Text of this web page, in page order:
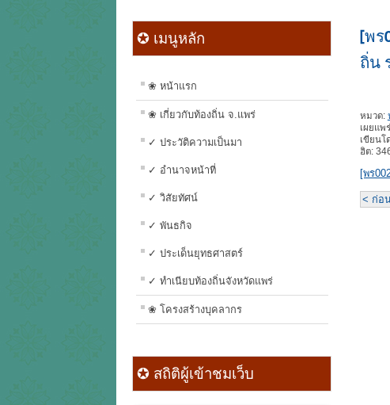
✪ เมนูหลัก
❀ หน้าแรก
❀ เกี่ยวกับท้องถิ่น จ.แพร่
✓ ประวัติความเป็นมา
✓ อำนาจหน้าที่
✓ วิสัยทัศน์
✓ พันธกิจ
✓ ประเด็นยุทธศาสตร์
✓ ทำเนียบท้องถิ่นจังหวัดแพร่
❀ โครงสร้างบุคลากร
✪ สถิติผู้เข้าชมเว็บ
[พร
ถิ่น
หมวด:
เผยแพ
เขียนโ
ฮิต:
[พร
< ก่อ